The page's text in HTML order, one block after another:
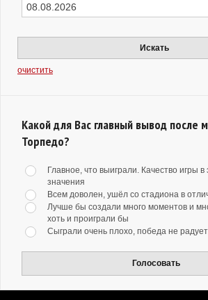
Искать
очистить
Какой для Вас главный вывод после
Торпедо?
Главное, что выиграли. Качество игры
значения
Всем доволен, ушёл со стадиона в
Лучше бы создали много моментов и
хоть и проиграли бы
Сыграли очень плохо, победа не радует
Голосовать